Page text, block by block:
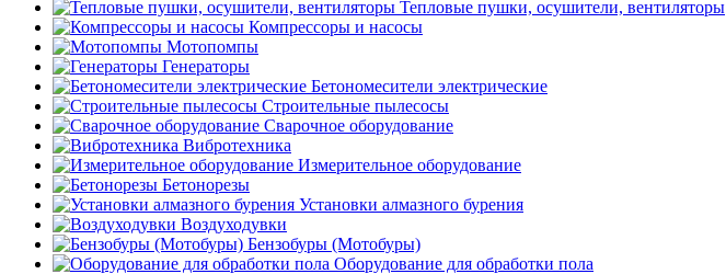
Тепловые пушки, осушители, вентиляторы
Компрессоры и насосы
Мотопомпы
Генераторы
Бетономесители электрические
Строительные пылесосы
Сварочное оборудование
Вибротехника
Измерительное оборудование
Бетонорезы
Установки алмазного бурения
Воздуходувки
Бензобуры (Мотобуры)
Оборудование для обработки пола